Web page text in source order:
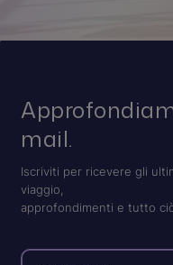
mail.
Iscriviti per ricevere gli
viaggio,
approfondimenti e tutto